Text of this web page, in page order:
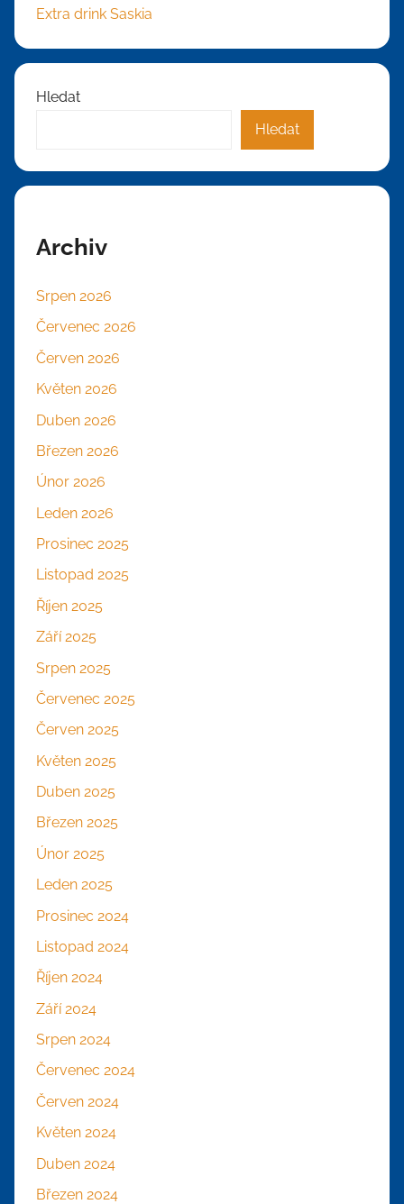
Extra drink Saskia
Hledat
Hledat
Archiv
Srpen 2026
Červenec 2026
Červen 2026
Květen 2026
Duben 2026
Březen 2026
Únor 2026
Leden 2026
Prosinec 2025
Listopad 2025
Říjen 2025
Září 2025
Srpen 2025
Červenec 2025
Červen 2025
Květen 2025
Duben 2025
Březen 2025
Únor 2025
Leden 2025
Prosinec 2024
Listopad 2024
Říjen 2024
Září 2024
Srpen 2024
Červenec 2024
Červen 2024
Květen 2024
Duben 2024
Březen 2024